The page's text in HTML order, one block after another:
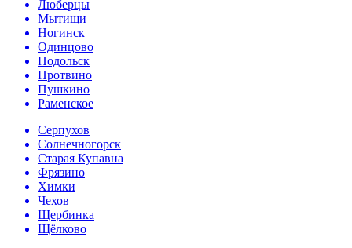
Люберцы
Мытищи
Ногинск
Одинцово
Подольск
Протвино
Пушкино
Раменское
Серпухов
Солнечногорск
Старая Купавна
Фрязино
Химки
Чехов
Щербинка
Щёлково